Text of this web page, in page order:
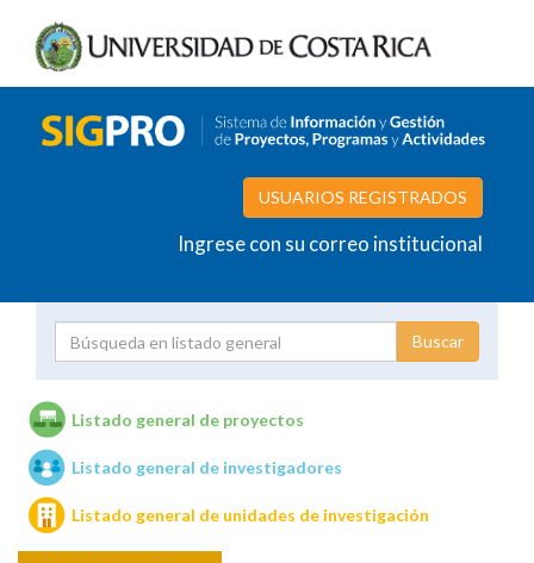
USUARIOS REGISTRADOS
Ingrese con su correo institucional
Unidades de investigación
Listado general de proyectos
Listado general de investigadores
Listado general de unidades de investigación